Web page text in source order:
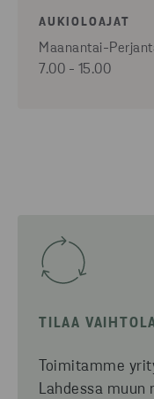
AUKIOLOAJAT
Maanantai-
7.00 - 15.00
TILAA
Toimitamme
Lahdessa muun